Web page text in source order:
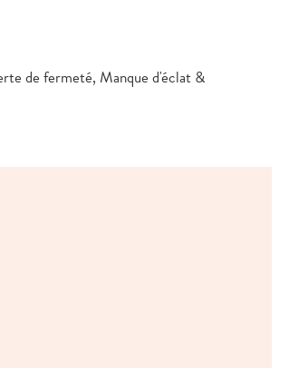
de fermeté, Manque d'éclat &